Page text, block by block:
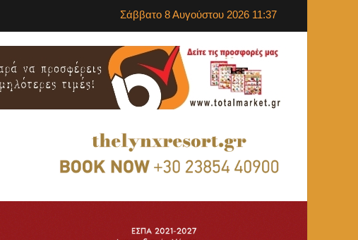
Σάββατο 8 Αυγούστου 2026 11:37